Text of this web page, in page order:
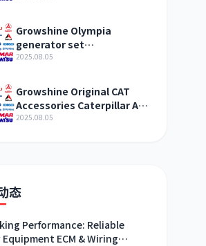
Growshine Olympia
generator set
maintenance and lubricant
2025.08.05
Growshine Original CAT
Accessories Caterpillar Air
Pressure Regulator
2025.08.05
态
Performance: Reliable
Equipment ECM & Wiring